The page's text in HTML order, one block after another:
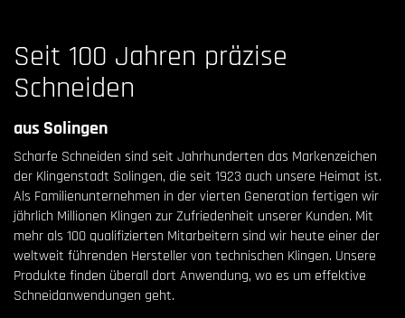
Seit 100 Jahren präzise
Schneiden
aus Solingen
Scharfe Schneiden sind seit Jahrhunderten das Markenzeichen
der Klingenstadt Solingen, die seit 1923 auch unsere Heimat ist.
Als Familienunternehmen in der vierten Generation fertigen wir
jährlich Millionen Klingen zur Zufriedenheit unserer Kunden. Mit
mehr als 100 qualifizierten Mitarbeitern sind wir heute einer der
weltweit führenden Hersteller von technischen Klingen. Unsere
Produkte finden überall dort Anwendung, wo es um effektive
Schneidanwendungen geht.